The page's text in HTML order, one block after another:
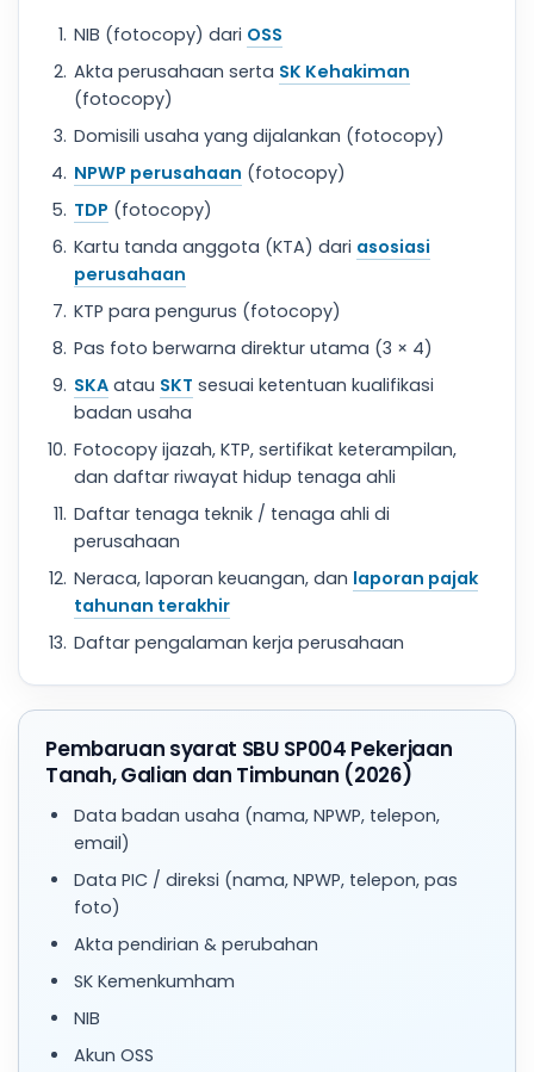
NIB (fotocopy) dari OSS
Akta perusahaan serta SK Kehakiman
(fotocopy)
Domisili usaha yang dijalankan (fotocopy)
NPWP perusahaan (fotocopy)
TDP (fotocopy)
Kartu tanda anggota (KTA) dari asosiasi
perusahaan
KTP para pengurus (fotocopy)
Pas foto berwarna direktur utama (3 × 4)
SKA atau SKT sesuai ketentuan kualifikasi
badan usaha
Fotocopy ijazah, KTP, sertifikat keterampilan,
dan daftar riwayat hidup tenaga ahli
Daftar tenaga teknik / tenaga ahli di
perusahaan
Neraca, laporan keuangan, dan laporan pajak
tahunan terakhir
Daftar pengalaman kerja perusahaan
Pembaruan syarat SBU SP004 Pekerjaan
Tanah, Galian dan Timbunan (2026)
Data badan usaha (nama, NPWP, telepon,
email)
Data PIC / direksi (nama, NPWP, telepon, pas
foto)
Akta pendirian & perubahan
SK Kemenkumham
NIB
Akun OSS